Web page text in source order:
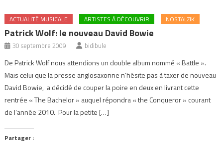
ACTUALITÉ MUSICALE ARTISTES À DÉCOUVRIR NOSTALZIK
Patrick Wolf: le nouveau David Bowie
30 septembre 2009 bidibule
De Patrick Wolf nous attendions un double album nommé « Battle ».
Mais celui que la presse anglosaxonne n’hésite pas à taxer de nouveau
David Bowie, a décidé de couper la poire en deux en livrant cette
rentrée « The Bachelor » auquel répondra « the Conqueror » courant
de l’année 2010. Pour la petite […]
Partager :